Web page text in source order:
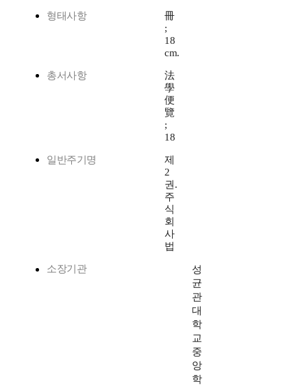
형태사항
冊
;
18
cm.
총서사항
法
學
便
覽
;
18
일반주기명
제
2
권.
주
식
회
사
법
소장기관
성
균
관
대
학
교
중
앙
학